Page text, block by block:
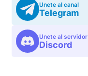
Unete al canal
Telegram
Unete al servidor
Discord